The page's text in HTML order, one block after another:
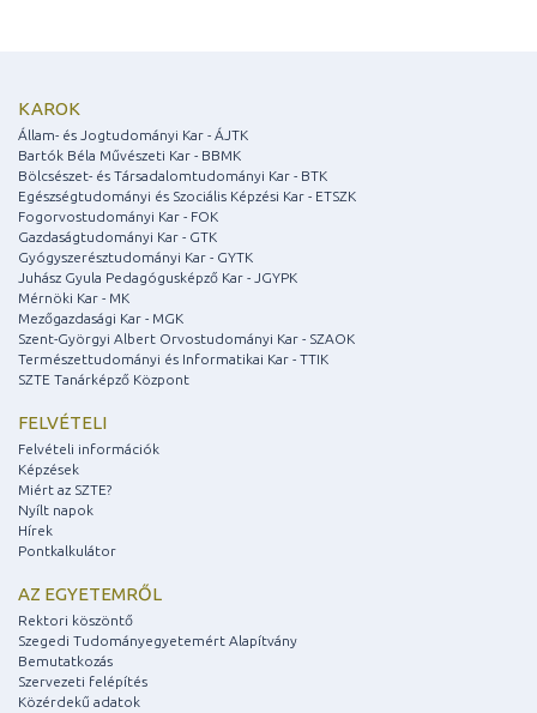
KAROK
Állam- és Jogtudományi Kar - ÁJTK
Bartók Béla Művészeti Kar - BBMK
Bölcsészet- és Társadalomtudományi Kar - BTK
Egészségtudományi és Szociális Képzési Kar - ETSZK
Fogorvostudományi Kar - FOK
Gazdaságtudományi Kar - GTK
Gyógyszerésztudományi Kar - GYTK
Juhász Gyula Pedagógusképző Kar - JGYPK
Mérnöki Kar - MK
Mezőgazdasági Kar - MGK
Szent-Györgyi Albert Orvostudományi Kar - SZAOK
Természettudományi és Informatikai Kar - TTIK
SZTE Tanárképző Központ
FELVÉTELI
Felvételi információk
Képzések
Miért az SZTE?
Nyílt napok
Hírek
Pontkalkulátor
AZ EGYETEMRŐL
Rektori köszöntő
Szegedi Tudományegyetemért Alapítvány
Bemutatkozás
Szervezeti felépítés
Közérdekű adatok